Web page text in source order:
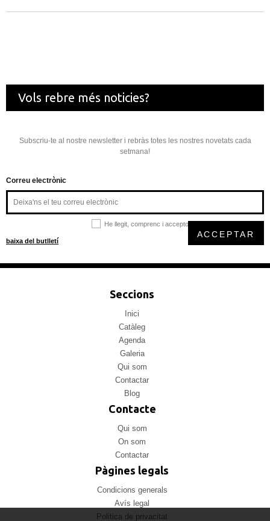
Vols rebre més noticies?
Subscriu-te al nostre newsletter i rebràs totes les nostres novetats cada
setmana!
Correu electrònic
He llegit, comprenc i accepto la
baixa del butlletí
ACCEPTAR
Seccions
Inici
Catàleg
Agenda
Galeria
Qui som
Contactar
Blog
Contacte
Qui som
On som
Contactar
Pàgines legals
Condicions generals
Avís legal
Politica de privacitat